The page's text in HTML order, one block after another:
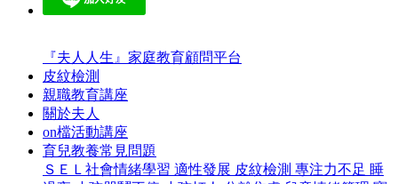
『夫人人生』家庭教育顧問平台
皮紋檢測
親職教育講座
關於夫人
on檔活動講座
育兒教養常見問題
ＳＥＬ社會情緒學習 適性發展 皮紋檢測 專注力不足 睡